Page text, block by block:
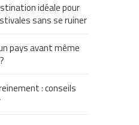
idéale pour
sans se ruiner
pays avant même
: conseils